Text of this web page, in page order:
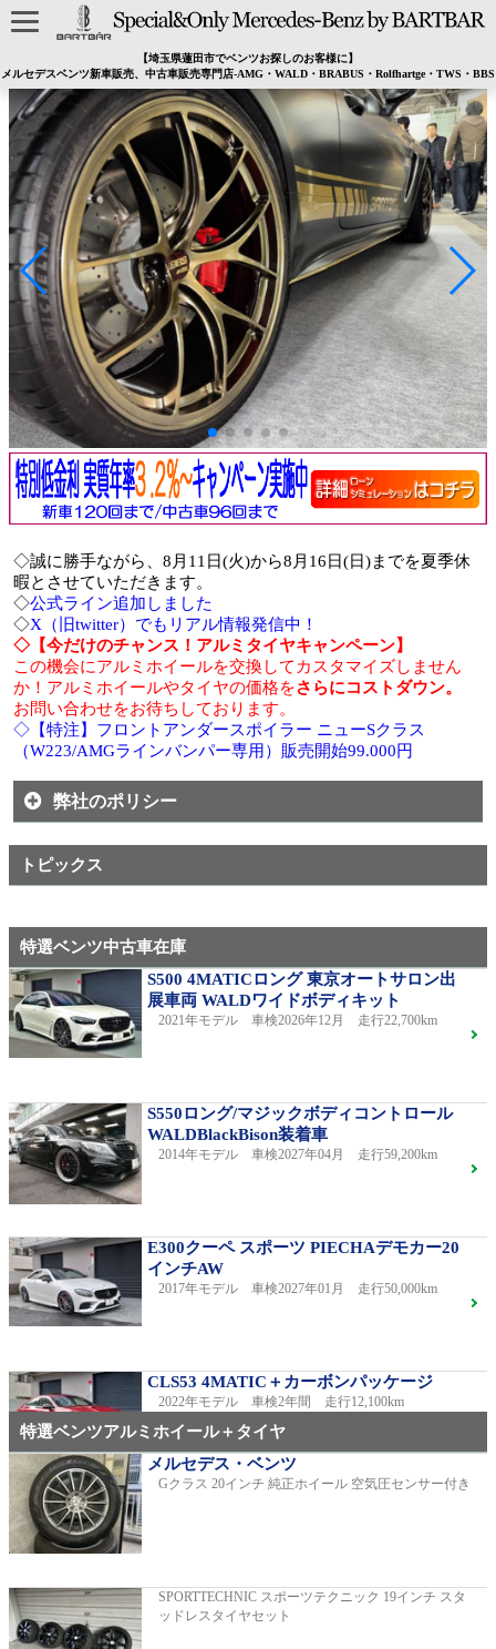
【埼玉県蓮田市でベンツお探しのお客様に】
メルセデスベンツ新車販売、中古車販売専門店-AMG・WALD・BRABUS・Rolfhartge・TWS・BBS
◇誠に勝手ながら、8月11日(火)から8月16日(日)までを夏季休
暇とさせていただきます。
◇公式ライン追加しました
◇X（旧twitter）でもリアル情報発信中！
◇【今だけのチャンス！アルミタイヤキャンペーン】
この機会にアルミホイールを交換してカスタマイズしません
か！アルミホイールやタイヤの価格をさらにコストダウン。
お問い合わせをお待ちしております。
◇【特注】フロントアンダースポイラー ニューSクラス
（W223/AMGラインバンパー専用）販売開始99.000円
弊社のポリシー
トピックス
特選ベンツ中古車在庫
S500 4MATICロング 東京オートサロン出
展車両 WALDワイドボディキット
2021年モデル 車検2026年12月 走行22,700km
S550ロング/マジックボディコントロール
WALDBlackBison装着車
2014年モデル 車検2027年04月 走行59,200km
E300クーペ スポーツ PIECHAデモカー20
インチAW
2017年モデル 車検2027年01月 走行50,000km
CLS53 4MATIC＋カーボンパッケージ
2022年モデル 車検2年間 走行12,100km
特選ベンツアルミホイール＋タイヤ
メルセデス・ベンツ
Gクラス 20インチ 純正ホイール 空気圧センサー付き
SPORTTECHNIC スポーツテクニック 19インチ スタ
ッドレスタイヤセット